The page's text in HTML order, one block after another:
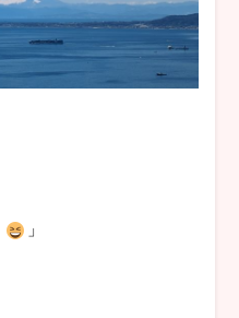
」